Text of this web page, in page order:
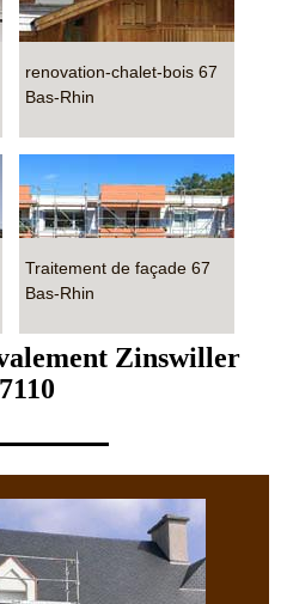
renovation-chalet-bois 67
Bas-Rhin
Traitement de façade 67
Bas-Rhin
Zinswiller